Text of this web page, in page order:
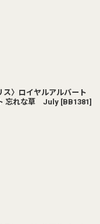
ス〉ロイヤルアルバート
忘れな草 July [BB1381]